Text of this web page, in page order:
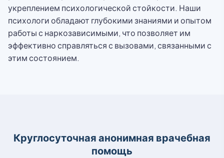
укреплением психологической стойкости. Наши
психологи обладают глубокими знаниями и опытом
работы с наркозависимыми, что позволяет им
эффективно справляться с вызовами, связанными с
этим состоянием.
Круглосуточная анонимная врачебная
помощь